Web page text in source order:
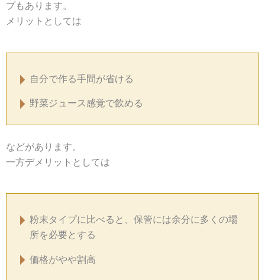
プもあります。
メリットとしては
自分で作る手間が省ける
野菜ジュース感覚で飲める
などがあります。
一方デメリットとしては
粉末タイプに比べると、保管には余分に多くの場
所を必要とする
価格がやや割高